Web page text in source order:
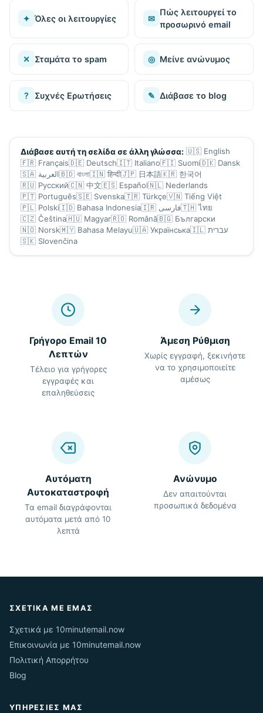
✦ Όλες οι λειτουργίες ✉
Πώς λειτουργεί το
προσωρινό email
✕ Σταμάτα το spam ◎ Μείνε ανώνυμος
? Συχνές Ερωτήσεις ✎ Διάβασε το blog
Διάβασε αυτή τη σελίδα σε άλλη γλώσσα: 🇺🇸 English
🇫🇷 Français🇩🇪 Deutsch🇮🇹 Italiano🇫🇮 Suomi🇩🇰 Dansk
🇸🇦 العربية🇧🇩 বাংলা🇮🇳 हिन्दी🇯🇵 日本語🇰🇷 한국어
🇷🇺 Русский🇨🇳 中文🇪🇸 Español🇳🇱 Nederlands
🇵🇹 Português🇸🇪 Svenska🇹🇷 Türkçe🇻🇳 Tiếng Việt
🇵🇱 Polski🇮🇩 Bahasa Indonesia🇮🇷 فارسی🇹🇭ไทย
🇨🇿 Čeština🇭🇺 Magyar🇷🇴 Română🇧🇬 Български
🇳🇴 Norsk🇲🇾 Bahasa Melayu🇺🇦 Українська🇮🇱 עברית
🇸🇰 Slovenčina
Γρήγορο Email 10
Λεπτών
Τέλειο για γρήγορες
εγγραφές και
επαληθεύσεις
Άμεση Ρύθμιση
Χωρίς εγγραφή, ξεκινήστε
να το χρησιμοποιείτε
αμέσως
Αυτόματη
Αυτοκαταστροφή
Τα email διαγράφονται
αυτόματα μετά από 10
λεπτά
Ανώνυμο
Δεν απαιτούνται
προσωπικά δεδομένα
ΣΧΕΤΙΚΆ ΜΕ ΕΜΆΣ
Σχετικά με 10minutemail.now
Επικοινωνία με 10minutemail.now
Πολιτική Απορρήτου
Blog
ΥΠΗΡΕΣΊΕΣ ΜΑΣ